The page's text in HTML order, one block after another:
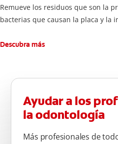
Remueve los residuos que son la
bacterias que causan la placa y la
Descubra más
Ayudar a los
la odontología
Más profesionales de